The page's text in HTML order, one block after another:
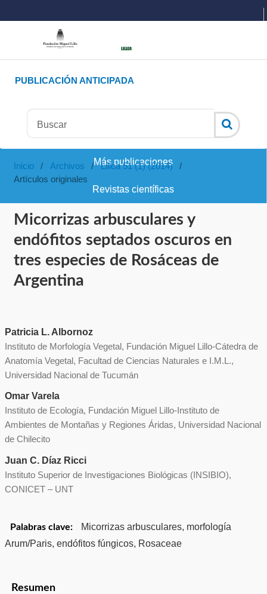
Más publicaciones
Revistas científicas
PUBLICACIÓN ANTICIPADA
Inicio / Archivos / Lilloa 51 (1) (2014)
/
Artículos originales
Micorrizas arbusculares y
endófitos septados oscuros en
tres especies de Rosáceas de
Argentina
Patricia L. Albornoz
Instituto de Morfología Vegetal, Fundación Miguel Lillo-Cátedra de
Anatomía Vegetal, Facultad de Ciencias Naturales e I.M.L.,
Universidad Nacional de Tucumán
Omar Varela
Instituto de Ecología, Fundación Miguel Lillo-Instituto de
Ambientes de Montañas y Regiones Áridas, Universidad Nacional
de Chilecito
Juan C. Díaz Ricci
Instituto Superior de Investigaciones Biológicas (INSIBIO),
CONICET – UNT
Palabras clave:
Micorrizas arbusculares, morfología
Arum/Paris, endófitos fúngicos, Rosaceae
Resumen